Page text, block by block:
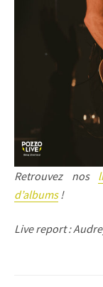
Retrouvez nos
d’albums!
Live report :